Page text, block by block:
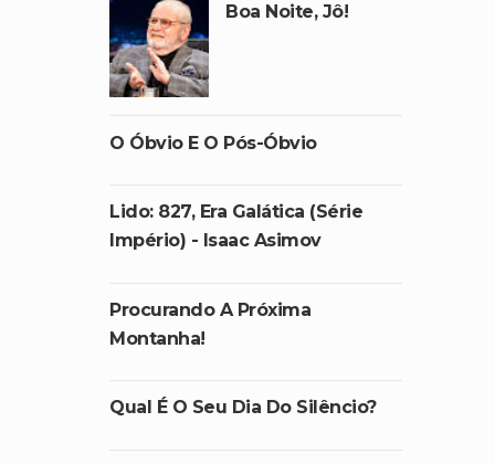
Boa Noite, Jô!
O Óbvio E O Pós-Óbvio
Lido: 827, Era Galática (Série
Império) - Isaac Asimov
Procurando A Próxima
Montanha!
Qual É O Seu Dia Do Silêncio?